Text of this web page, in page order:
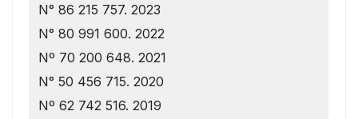
N° 86 215 757. 2023
N° 80 991 600. 2022
Nº 70 200 648. 2021
N° 50 456 715. 2020
Nº 62 742 516. 2019